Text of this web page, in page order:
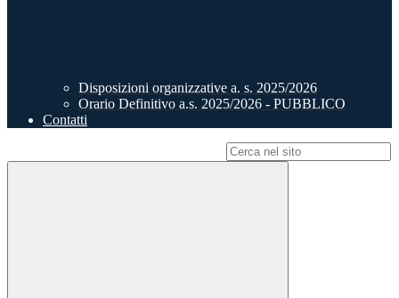
Disposizioni organizzative a. s. 2025/2026
Orario Definitivo a.s. 2025/2026 - PUBBLICO
Contatti